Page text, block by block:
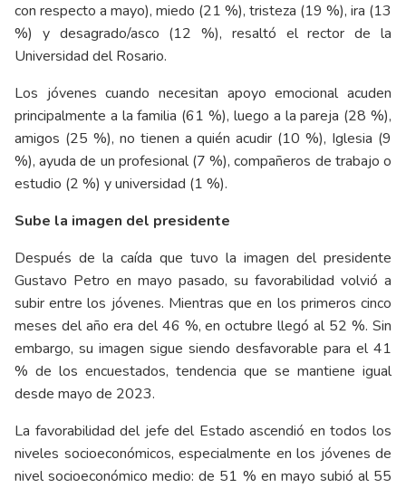
con respecto a mayo), miedo (21 %), tristeza (19 %), ira (13
%) y desagrado/asco (12 %), resaltó el rector de la
Universidad del Rosario.
Los jóvenes cuando necesitan apoyo emocional acuden
principalmente a la familia (61 %), luego a la pareja (28 %),
amigos (25 %), no tienen a quién acudir (10 %), Iglesia (9
%), ayuda de un profesional (7 %), compañeros de trabajo o
estudio (2 %) y universidad (1 %).
Sube la imagen del presidente
Después de la caída que tuvo la imagen del presidente
Gustavo Petro en mayo pasado, su favorabilidad volvió a
subir entre los jóvenes. Mientras que en los primeros cinco
meses del año era del 46 %, en octubre llegó al 52 %. Sin
embargo, su imagen sigue siendo desfavorable para el 41
% de los encuestados, tendencia que se mantiene igual
desde mayo de 2023.
La favorabilidad del jefe del Estado ascendió en todos los
niveles socioeconómicos, especialmente en los jóvenes de
nivel socioeconómico medio: de 51 % en mayo subió al 55